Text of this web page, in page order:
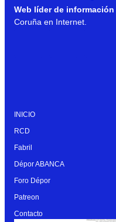
Web líder de información
Coruña en Internet.
INICIO
RCD
Fabril
Dépor ABANCA
Foro Dépor
Patreon
Contacto